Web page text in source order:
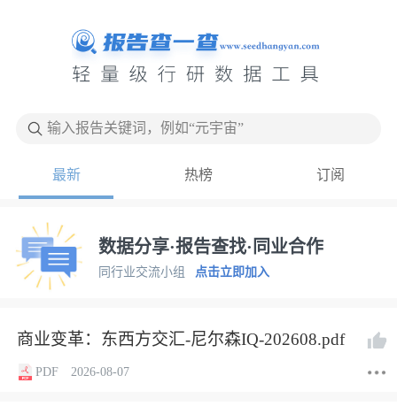
输入报告关键词，例如“元宇宙”
最新 热榜 订阅
数据分享·报告查找·同业合作
同行业交流小组 点击立即加入
商业变革：东西方交汇-尼尔森IQ-202608.pdf
PDF 2026-08-07